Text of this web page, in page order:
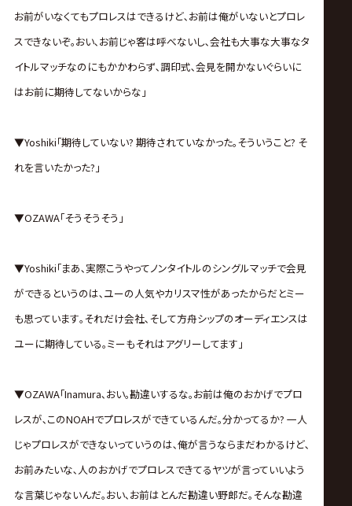
お前がいなくてもプロレスはできるけど､お前は俺がいないとプロレ
スできないぞ｡おい､お前じゃ客は呼べないし､会社も大事な大事なタ
イトルマッチなのにもかかわらず､調印式､会見を開かないぐらいに
はお前に期待してないからな｣
▼Yoshiki｢期待していない? 期待されていなかった｡そういうこと? そ
れを言いたかった?｣
▼OZAWA｢そうそうそう｣
▼Yoshiki｢まあ､実際こうやってノンタイトルのシングルマッチで会見
ができるというのは､ユーの人気やカリスマ性があったからだとミー
も思っています｡それだけ会社､そして方舟シップのオーディエンスは
ユーに期待している｡ミーもそれはアグリーしてます｣
▼OZAWA｢Inamura､おい｡勘違いするな｡お前は俺のおかげでプロ
レスが､このNOAHでプロレスができているんだ｡分かってるか? 一人
じゃプロレスができないっていうのは､俺が言うならまだわかるけど､
お前みたいな､人のおかげでプロレスできてるヤツが言っていいよう
な言葉じゃないんだ｡おい､お前はとんだ勘違い野郎だ｡そんな勘違